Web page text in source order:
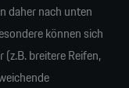
daher nach unten
können sich
breitere Reifen,